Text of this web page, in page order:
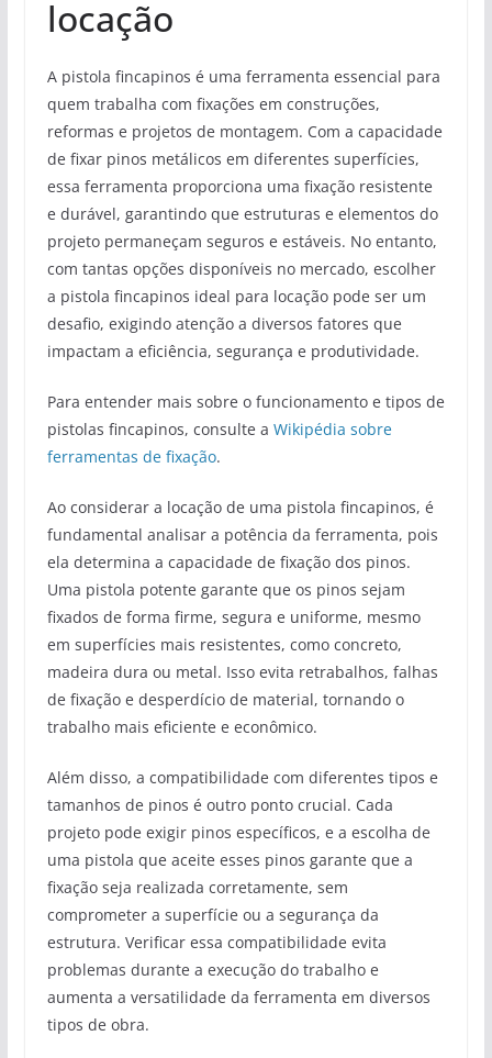
locação
A pistola fincapinos é uma ferramenta essencial para
quem trabalha com fixações em construções,
reformas e projetos de montagem. Com a capacidade
de fixar pinos metálicos em diferentes superfícies,
essa ferramenta proporciona uma fixação resistente
e durável, garantindo que estruturas e elementos do
projeto permaneçam seguros e estáveis. No entanto,
com tantas opções disponíveis no mercado, escolher
a pistola fincapinos ideal para locação pode ser um
desafio, exigindo atenção a diversos fatores que
impactam a eficiência, segurança e produtividade.
Para entender mais sobre o funcionamento e tipos de
pistolas fincapinos, consulte a Wikipédia sobre
ferramentas de fixação.
Ao considerar a locação de uma pistola fincapinos, é
fundamental analisar a potência da ferramenta, pois
ela determina a capacidade de fixação dos pinos.
Uma pistola potente garante que os pinos sejam
fixados de forma firme, segura e uniforme, mesmo
em superfícies mais resistentes, como concreto,
madeira dura ou metal. Isso evita retrabalhos, falhas
de fixação e desperdício de material, tornando o
trabalho mais eficiente e econômico.
Além disso, a compatibilidade com diferentes tipos e
tamanhos de pinos é outro ponto crucial. Cada
projeto pode exigir pinos específicos, e a escolha de
uma pistola que aceite esses pinos garante que a
fixação seja realizada corretamente, sem
comprometer a superfície ou a segurança da
estrutura. Verificar essa compatibilidade evita
problemas durante a execução do trabalho e
aumenta a versatilidade da ferramenta em diversos
tipos de obra.